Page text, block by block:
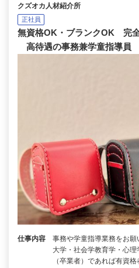
クズオカ人材紹介所
正社員
無資格OK・ブランクOK 完全
高待遇の事務兼学童指導員
仕事内容
事務や学童指導業務をお
大学・社会学教育学・心
（卒業者）であれば有資